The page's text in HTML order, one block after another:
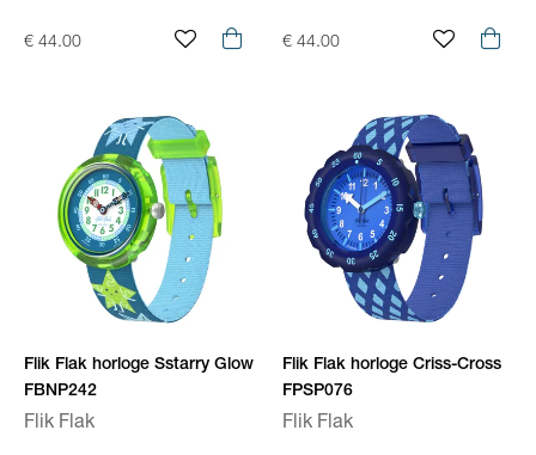
€ 44.00 € 44.00
Flik Flak horloge Sstarry Glow
FBNP242
Flik Flak
Flik Flak horloge Criss-Cross
FPSP076
Flik Flak